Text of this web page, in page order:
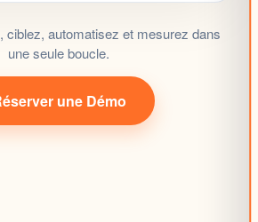
automatisez et mesurez dans
une seule boucle.
une Démo